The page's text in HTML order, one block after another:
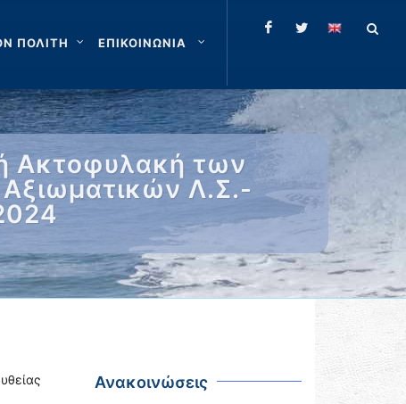
ΠΟΛΙΤΗ ΕΠΙΚΟΙΝΩΝΙΑ
Ακτοφυλακή των
Αξιωματικών Λ.Σ.-
Ανακοινώσεις